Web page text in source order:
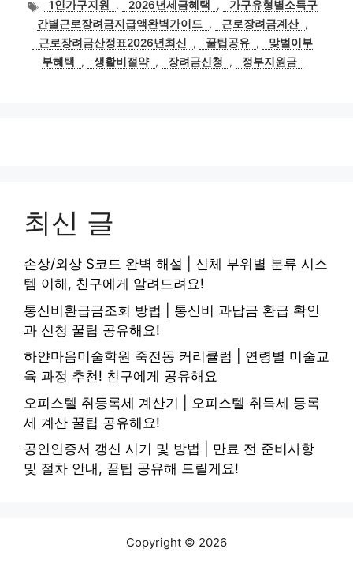
고
리
그
1인가구지원 , 2026년세금혜택 ,
가구유형별소득구
간별근로장려금지급액완벽가이드 , 근로장려금계산 ,
근로장려금산정표2026년최신
, 꿀팁공유 ,
맞벌이부
부혜택
, 생활비절약 , 장려금신청 , 정부지원금
최신 글
손상/외상 S코드 완벽 해설 | 신체 부위별 분류 시스
템 이해, 친구에게 알려드려요!
통신비환급금조회 방법 | 통신비 과납금 환급 확인
과 신청 꿀팁 공유해요!
하얀마음미술학원 죽전동 커리큘럼 | 연령별 미술교
육 과정 추천! 친구에게 공유해요
오피스텔 취등록세 계산기 | 오피스텔 취득세 등록
세 계산 꿀팁 공유해요!
공인인증서 갱신 시기 및 방법 | 만료 전 준비사항
및 절차 안내, 꿀팁 공유해 드릴게요!
Copyright © 2026